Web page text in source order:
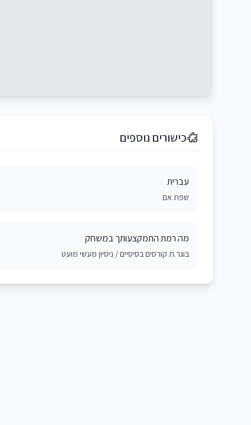
כישורים נוספים
עברית
שפת אם
מה רמת התמקצעותך במשחק
בוגר.ת קורסים בסיסיים / ניסיון מעשי מועט